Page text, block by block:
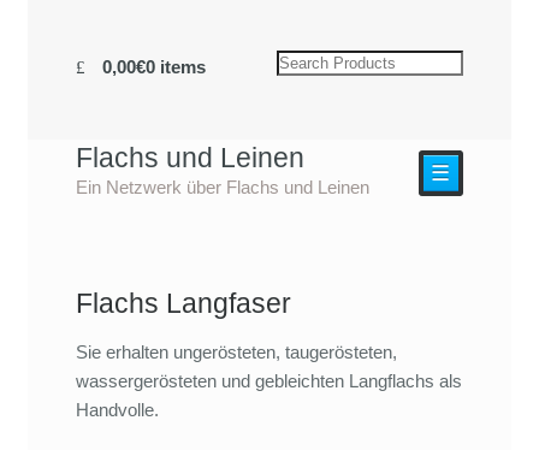
0,00€0 items
Flachs und Leinen
Ein Netzwerk über Flachs und Leinen
☰
Flachs Langfaser
Sie erhalten ungerösteten, taugerösteten,
wassergerösteten und gebleichten Langflachs als
Handvolle.